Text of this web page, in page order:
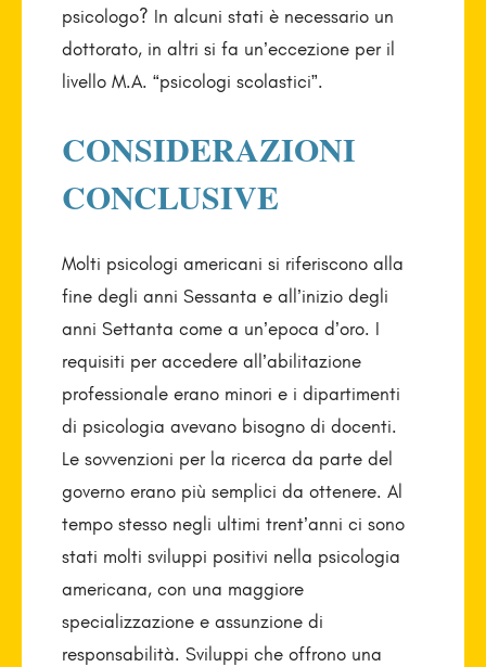
psicologo? In alcuni stati è necessario un
dottorato, in altri si fa un’eccezione per il
livello M.A. “psicologi scolastici”.
CONSIDERAZIONI
CONCLUSIVE
Molti psicologi americani si riferiscono alla
fine degli anni Sessanta e all’inizio degli
anni Settanta come a un’epoca d’oro. I
requisiti per accedere all’abilitazione
professionale erano minori e i dipartimenti
di psicologia avevano bisogno di docenti.
Le sovvenzioni per la ricerca da parte del
governo erano più semplici da ottenere. Al
tempo stesso negli ultimi trent’anni ci sono
stati molti sviluppi positivi nella psicologia
americana, con una maggiore
specializzazione e assunzione di
responsabilità. Sviluppi che offrono una